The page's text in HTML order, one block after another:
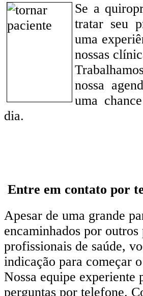
Se a
tratar seu
uma
nossas
nossa
uma
dia.
Entre em contato por
Apesar de uma grande
encaminhados por
profissionais de saúde,
indicação para começar
Nossa equipe experiente
perguntas por telefone.